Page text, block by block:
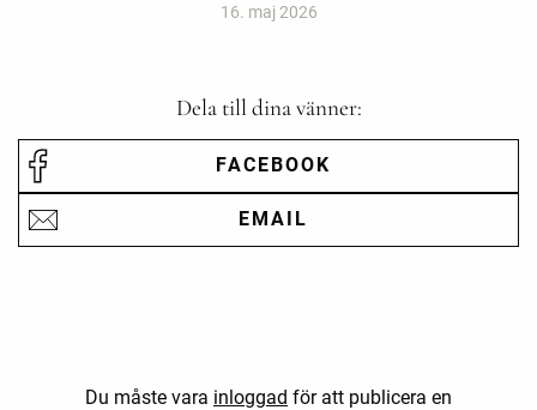
16. maj 2026
Dela till dina vänner:
FACEBOOK
EMAIL
Du måste vara inloggad för att publicera en